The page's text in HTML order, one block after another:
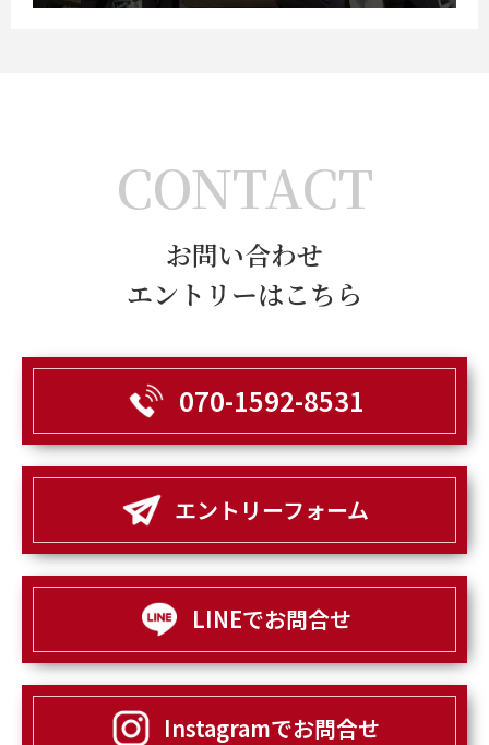
CONTACT
お問い合わせ
エントリーはこちら
070-1592-8531
エントリーフォーム
LINEでお問合せ
Instagramでお問合せ